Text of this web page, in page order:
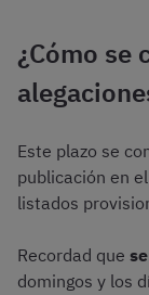
¿Cómo se
Este plazo se
publicación en
listados
Recordad que
domingos y los